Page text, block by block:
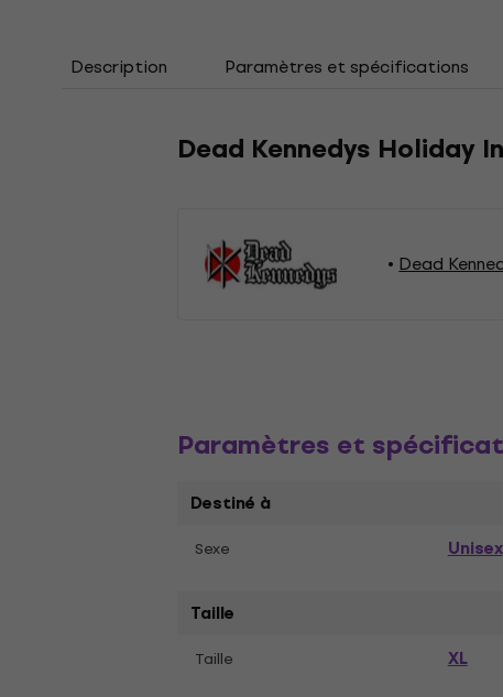
Description Paramètres et spécifications
Dead Kennedys Holiday
Dead
Paramètres et
Destiné à
Sexe Unisex
Taille
Taille XL